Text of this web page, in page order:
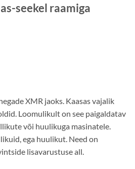
seekel raamiga
XMR jaoks. Kaasas vajalik
Loomulikult on see paigaldatav
või huulikuga masinatele.
ega huulikut. Need on
lisavarustuse all.